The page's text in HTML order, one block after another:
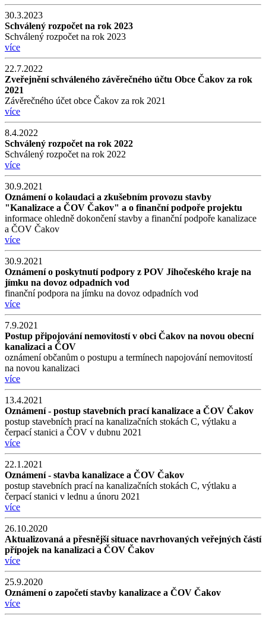
30.3.2023
Schválený rozpočet na rok 2023
Schválený rozpočet na rok 2023
více
22.7.2022
Zveřejnění schváleného závěrečného účtu Obce Čakov za rok
2021
Závěrečného účet obce Čakov za rok 2021
více
8.4.2022
Schválený rozpočet na rok 2022
Schválený rozpočet na rok 2022
více
30.9.2021
Oznámení o kolaudaci a zkušebním provozu stavby
"Kanalizace a ČOV Čakov" a o finanční podpoře projektu
informace ohledně dokončení stavby a finanční podpoře kanalizace
a ČOV Čakov
více
30.9.2021
Oznámení o poskytnutí podpory z POV Jihočeského kraje na
jímku na dovoz odpadních vod
finanční podpora na jímku na dovoz odpadních vod
více
7.9.2021
Postup připojování nemovitostí v obci Čakov na novou obecní
kanalizaci a ČOV
oznámení občanům o postupu a termínech napojování nemovitostí
na novou kanalizaci
více
13.4.2021
Oznámení - postup stavebních prací kanalizace a ČOV Čakov
postup stavebních prací na kanalizačních stokách C, výtlaku a
čerpací stanici a ČOV v dubnu 2021
více
22.1.2021
Oznámení - stavba kanalizace a ČOV Čakov
postup stavebních prací na kanalizačních stokách C, výtlaku a
čerpací stanici v lednu a únoru 2021
více
26.10.2020
Aktualizovaná a přesnější situace navrhovaných veřejných částí
přípojek na kanalizaci a ČOV Čakov
více
25.9.2020
Oznámení o započetí stavby kanalizace a ČOV Čakov
více